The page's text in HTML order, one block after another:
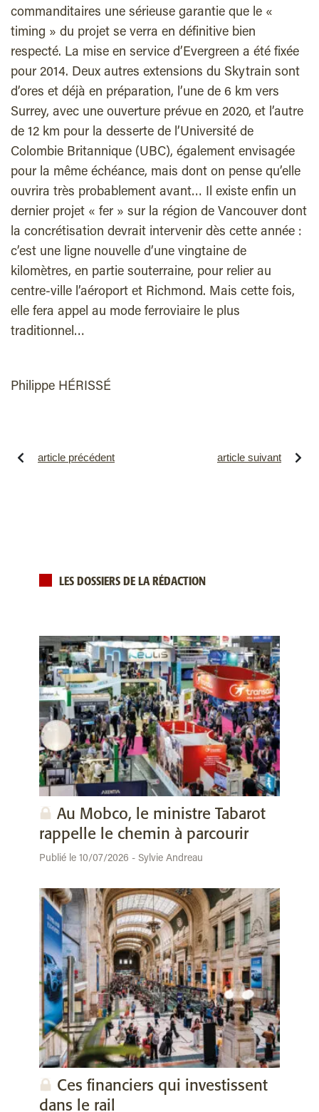
commanditaires une sérieuse garantie que le «
timing » du projet se verra en définitive bien
respecté. La mise en service d’Evergreen a été fixée
pour 2014. Deux autres extensions du Skytrain sont
d’ores et déjà en préparation, l’une de 6 km vers
Surrey, avec une ouverture prévue en 2020, et l’autre
de 12 km pour la desserte de l’Université de
Colombie Britannique (UBC), également envisagée
pour la même échéance, mais dont on pense qu’elle
ouvrira très probablement avant… Il existe enfin un
dernier projet « fer » sur la région de Vancouver dont
la concrétisation devrait intervenir dès cette année :
c’est une ligne nouvelle d’une vingtaine de
kilomètres, en partie souterraine, pour relier au
centre-ville l’aéroport et Richmond. Mais cette fois,
elle fera appel au mode ferroviaire le plus
traditionnel…
Philippe HÉRISSÉ
article précédent article suivant
LES DOSSIERS DE LA RÉDACTION
Au Mobco, le ministre Tabarot
rappelle le chemin à parcourir
Publié le 10/07/2026 - Sylvie Andreau
Ces financiers qui investissent
dans le rail